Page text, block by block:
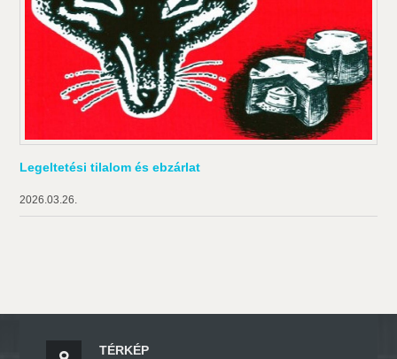
Legeltetési tilalom és ebzárlat
2026.03.26.
TÉRKÉP